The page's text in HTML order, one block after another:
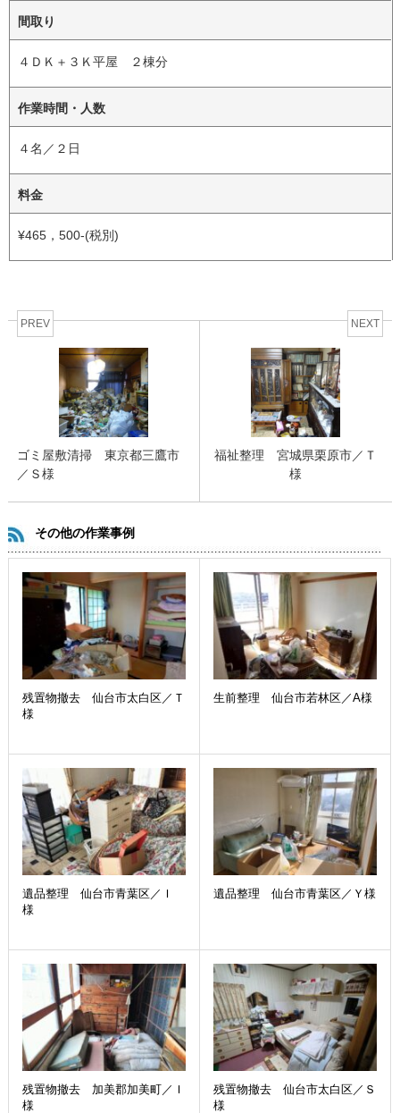
間取り
４ＤＫ＋３Ｋ平屋 ２棟分
作業時間・人数
４名／２日
料金
¥465，500-(税別)
PREV
ゴミ屋敷清掃 東京都三鷹市
／Ｓ様
NEXT
福祉整理 宮城県栗原市／Ｔ
様
その他の作業事例
残置物撤去 仙台市太白区／Ｔ
様
生前整理 仙台市若林区／A様
遺品整理 仙台市青葉区／Ｉ
様
遺品整理 仙台市青葉区／Ｙ様
残置物撤去 加美郡加美町／Ｉ
様
残置物撤去 仙台市太白区／Ｓ
様